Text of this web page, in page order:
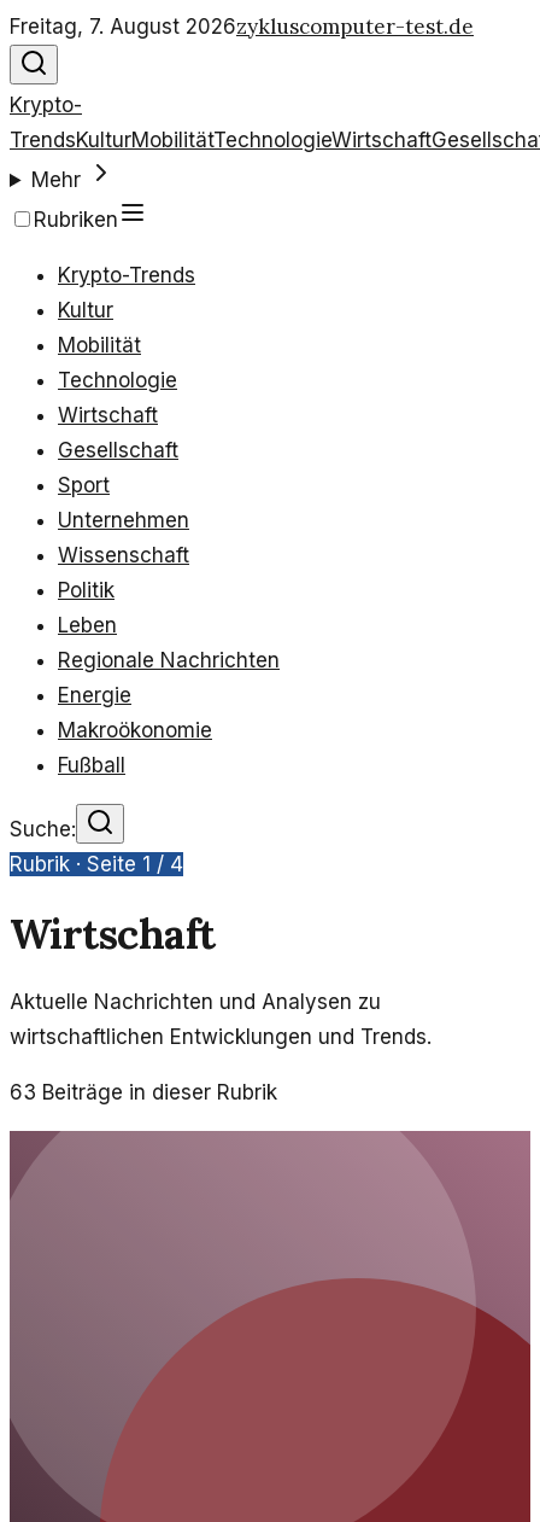
Freitag, 7. August 2026zykluscomputer-test.de
Krypto-
TrendsKulturMobilitätTechnologieWirtschaft
Mehr
Rubriken
Krypto-Trends
Kultur
Mobilität
Technologie
Wirtschaft
Gesellschaft
Sport
Unternehmen
Wissenschaft
Politik
Leben
Regionale Nachrichten
Energie
Makroökonomie
Fußball
Suche:
Rubrik · Seite 1 / 4
Wirtschaft
Aktuelle Nachrichten und Analysen zu
wirtschaftlichen Entwicklungen und Trends.
63 Beiträge in dieser Rubrik